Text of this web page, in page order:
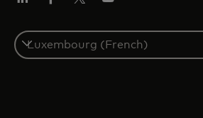
Select
a
country